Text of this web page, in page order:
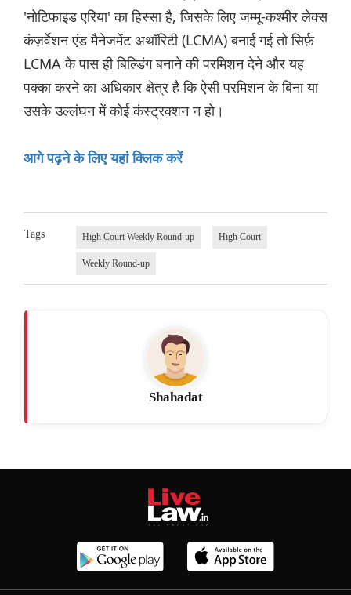
'नोटिफाइड एरिया' का हिस्सा है, जिसके लिए जम्मू-कश्मीर लेक्स
कंज़र्वेशन एंड मैनेजमेंट अथॉरिटी (LCMA) बनाई गई तो सिर्फ़
LCMA के पास ही बिल्डिंग बनाने की परमिशन देने और यह
पक्का करने का अधिकार क्षेत्र है कि ऐसी परमिशन के बिना या
उसके उल्लंघन में कोई कंस्ट्रक्शन न हो।
आगे पढ़ने के लिए यहां क्लिक करें
Tags High Court Weekly Round-up High Court
Weekly Round-up
Shahadat